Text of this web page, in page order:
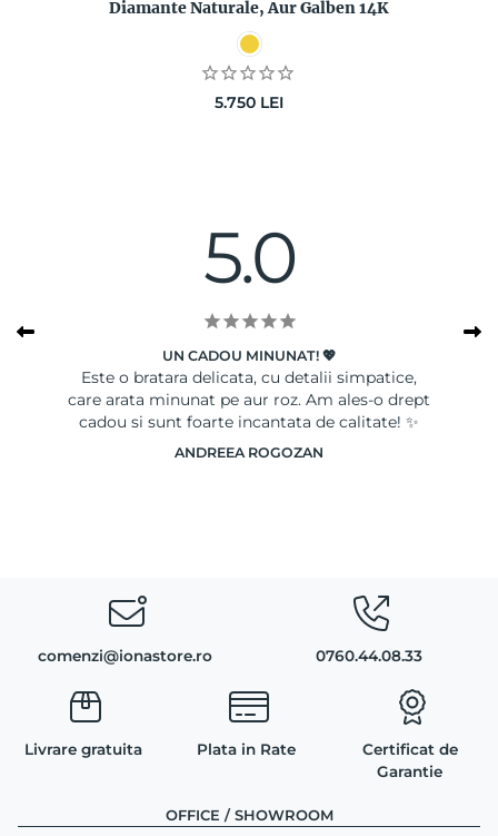
Diamante Naturale, Aur Galben 14K
5.750 LEI
5.0
UN CADOU MINUNAT! 💖
Este o bratara delicata, cu detalii simpatice,
care arata minunat pe aur roz. Am ales-o drept
cadou si sunt foarte incantata de calitate! ✨
ANDREEA ROGOZAN
comenzi@ionastore.ro 0760.44.08.33
Livrare gratuita Plata in Rate
Certificat de
Garantie
OFFICE / SHOWROOM